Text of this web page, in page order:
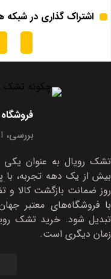
اشتراک گذاری در شبکه
بررسی،
تشک رویال به عنوان یکی
روز ضمانت بازگشت کالا و
با فروشگاه‌های معتبر
تبدیل شود. خرید تشک
زمان دیگری است.